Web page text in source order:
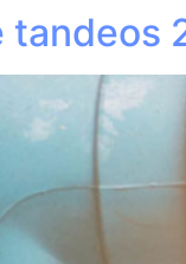
tandeos